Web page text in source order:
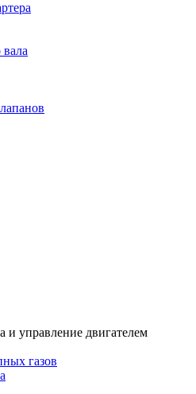
и управление двигателем
газов